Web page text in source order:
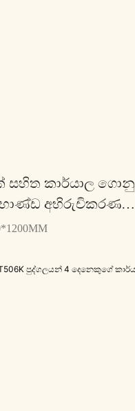
සහිත කාර්යාල ගොනු
අභිරුචිකරණය
මණ්ඩලය LT580S